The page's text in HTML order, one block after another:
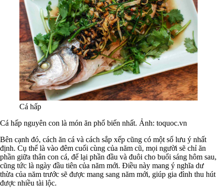
Cá hấp
Cá hấp nguyên con là món ăn phổ biến nhất. Ảnh: toquoc.vn
Bên cạnh đó, cách ăn cá và cách sắp xếp cũng có một số lưu ý nhất
định. Cụ thể là vào đêm cuối cùng của năm cũ, mọi người sẽ chỉ ăn
phần giữa thân con cá, để lại phần đầu và đuôi cho buổi sáng hôm sau,
cũng tức là ngày đầu tiên của năm mới. Điều này mang ý nghĩa dư
thừa của năm trước sẽ được mang sang năm mới, giúp gia đình thu hút
được nhiều tài lộc.